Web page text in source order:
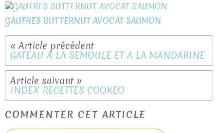
GAUFRES BUTTERNUT AVOCAT SAUMON
GATEAU A LA SEMOULE ET A LA MANDARINE
INDEX RECETTES COOKEO
COMMENTER CET ARTICLE